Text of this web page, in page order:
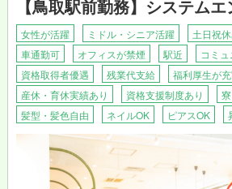
【鳥取駅前勤務】システム
女性が活躍 ミドル・シニア活躍 土日祝
車通勤可
オフィスが禁煙 駅近
コミ
資格取得者優遇
残業代支給 福利厚生が
産休・育休実績あり
資格支援制度あり
髪型・髪色自由
ネイルOK ピアスOK